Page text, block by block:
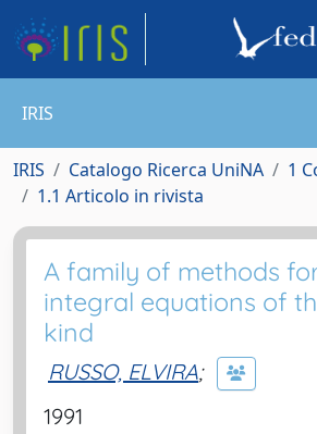
IRIS
IRIS Catalogo Ricerca UniNA
1
1.1 Articolo in rivista
A family of methods
integral equations of
kind
RUSSO, ELVIRA;
1991